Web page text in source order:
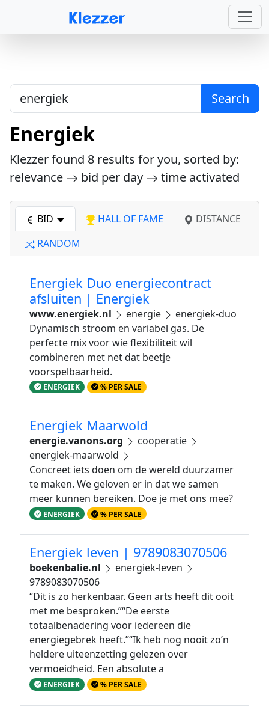
Search
Energiek
Klezzer found 8 results for you, sorted by:
relevance
bid per day time activated
BID HALL OF FAME
DISTANCE
RANDOM
Energiek Duo energiecontract
afsluiten | Energiek
www.energiek.nl energie
energiek-duo
Dynamisch stroom en variabel gas. De
perfecte mix voor wie flexibiliteit wil
combineren met net dat beetje
voorspelbaarheid.
ENERGIEK % PER SALE
Energiek Maarwold
energie.vanons.org
cooperatie
energiek-maarwold
Concreet iets doen om de wereld duurzamer
te maken. We geloven er in dat we samen
meer kunnen bereiken. Doe je met ons mee?
ENERGIEK % PER SALE
Energiek leven | 9789083070506
boekenbalie.nl
energiek-leven
9789083070506
“Dit is zo herkenbaar. Geen arts heeft dit ooit
met me besproken.”“De eerste
totaalbenadering voor iedereen die
energiegebrek heeft.”“Ik heb nog nooit zo’n
heldere uiteenzetting gelezen over
vermoeidheid. Een absolute a
ENERGIEK % PER SALE